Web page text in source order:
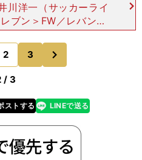
川洋一（サッカーライ
ブン＞FW／レバンド
ー（アヤックス） M
ク）、ペドロ・ゴンサ
ポ
のページへ
2 3
/ 3
ストする
line LINEで送る